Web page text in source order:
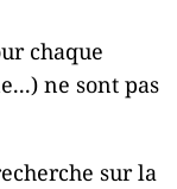
chaque
ne sont pas
sur la